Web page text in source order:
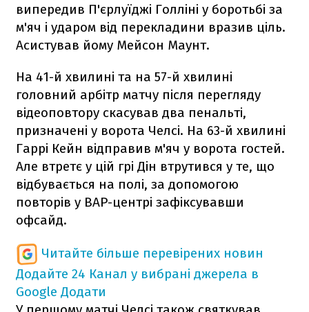
випередив П'єрлуїджі Голліні у боротьбі за
м'яч і ударом від перекладини вразив ціль.
Асистував йому Мейсон Маунт.
На 41-й хвилині та на 57-й хвилині
головний арбітр матчу після перегляду
відеоповтору скасував два пенальті,
призначені у ворота Челсі. На 63-й хвилині
Гаррі Кейн відправив м'яч у ворота гостей.
Але втретє у цій грі Дін втрутився у те, що
відбувається на полі, за допомогою
повторів у ВАР-центрі зафіксувавши
офсайд.
Читайте більше перевірених новин
Додайте 24 Канал у вибрані джерела в
Google Додати